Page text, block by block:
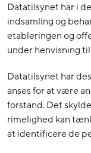
Datatilsynet har i
indsamling og
etableringen og
under henvisning til
Datatilsynet har
anses for at være
forstand. Det
rimelighed kan
at identificere de